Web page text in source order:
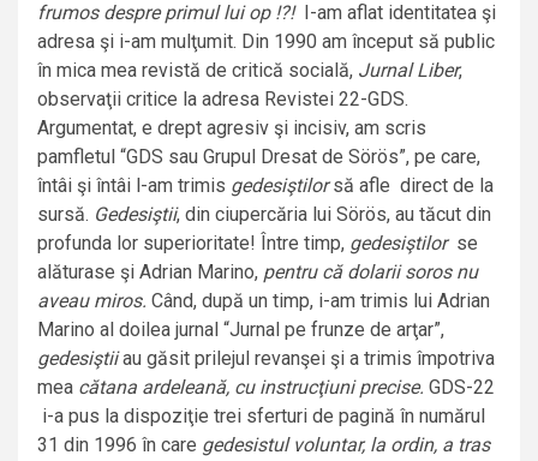
frumos despre primul lui op !?!
I-am aflat identitatea şi
adresa şi i-am mulţumit. Din 1990 am început să public
în mica mea revistă de critică socială, Jurnal Liber,
observaţii critice la adresa Revistei 22-GDS.
Argumentat, e drept agresiv şi incisiv, am scris
pamfletul “GDS sau Grupul Dresat de Sörös”, pe care,
întâi şi întâi l-am trimis gedesiştilorsă afle direct de la
sursă. Gedesiştii, din ciupercăria lui Sörös, au tăcut din
profunda lor superioritate! Între timp, gedesiştilor se
alăturase şi Adrian Marino, pentru că dolarii soros nu
aveau miros. Când, după un timp, i-am trimis lui Adrian
Marino al doilea jurnal “Jurnal pe frunze de arţar”,
gedesiştiiau găsit prilejul revanşei şi a trimis împotriva
mea cătana ardeleană, cu instrucţiuni precise. GDS-22
i-a pus la dispoziţie trei sferturi de pagină în numărul
31 din 1996 în care gedesistul voluntar, la ordin, a tras